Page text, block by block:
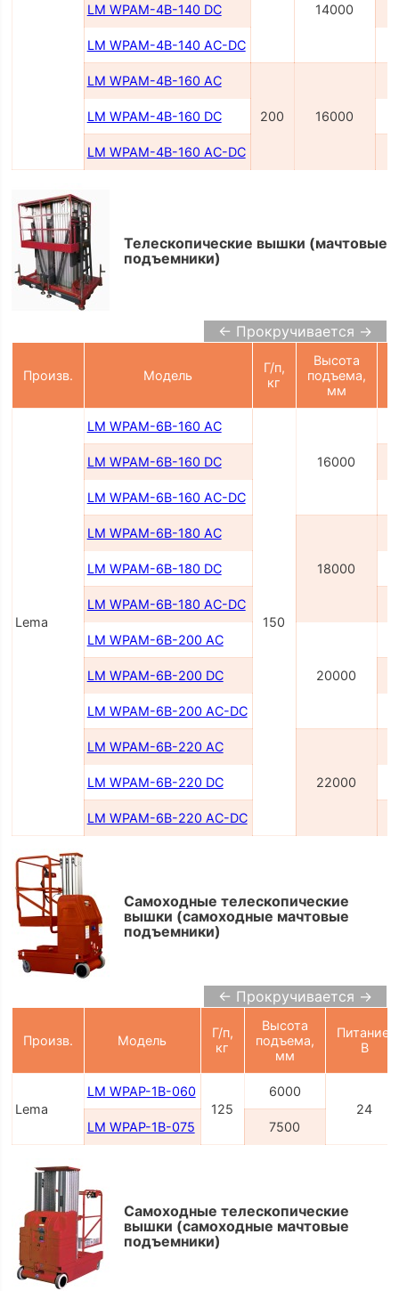
14000
LM WPAM-4B-140 DC
LM WPAM-4B-140 AC-DC
LM WPAM-4B-160 AC
200 16000
LM WPAM-4B-160 DC
LM WPAM-4B-160 AC-DC
Телескопические вышки (мачтовые
подъемники)
← Прокручивается →
Произв. Модель
Г/п,
кг
Высота
подъема,
мм
Lema
LM WPAM-6B-160 AC
150
16000
LM WPAM-6B-160 DC
LM WPAM-6B-160 AC-DC
LM WPAM-6B-180 AC
18000
LM WPAM-6B-180 DC
LM WPAM-6B-180 AC-DC
LM WPAM-6B-200 AC
20000
LM WPAM-6B-200 DC
LM WPAM-6B-200 AC-DC
LM WPAM-6B-220 AC
22000
LM WPAM-6B-220 DC
LM WPAM-6B-220 AC-DC
Самоходные телескопические
вышки (самоходные мачтовые
подъемники)
← Прокручивается →
Произв. Модель
Г/п,
кг
Высота
подъема,
мм
Питание,
В
Lema
LM WPAP-1B-060
125
6000
24
LM WPAP-1B-075
7500
Самоходные телескопические
вышки (самоходные мачтовые
подъемники)